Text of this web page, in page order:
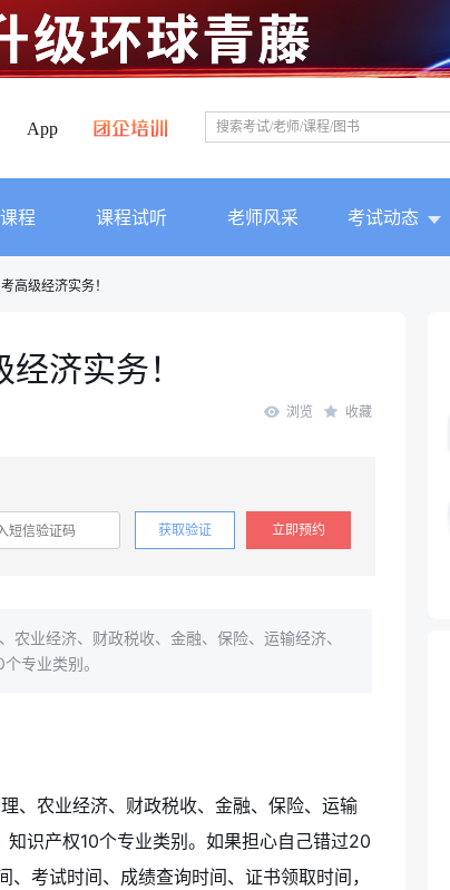
App
程 课程试听 老师风采 考试动态
高级经济实务！
济实务！
浏览 收藏
获取验证 立即预约
业经济、财政税收、金融、保险、运输经济、
专业类别。
、农业经济、财政税收、金融、保险、运输
识产权10个专业类别。如果担心自己错过20
考试时间、成绩查询时间、证书领取时间，